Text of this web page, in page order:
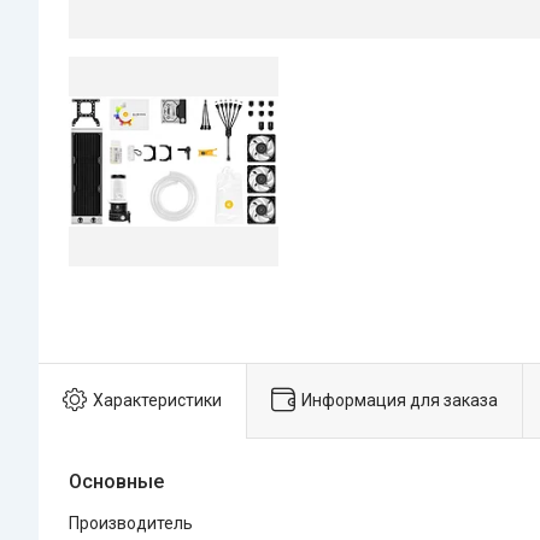
Характеристики Информация для заказа
Основные
Производитель